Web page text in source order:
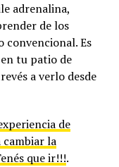
adrenalina,
de los
convencional. Es
tu patio de
a verlo desde
de
cambiar la
que ir!!!.